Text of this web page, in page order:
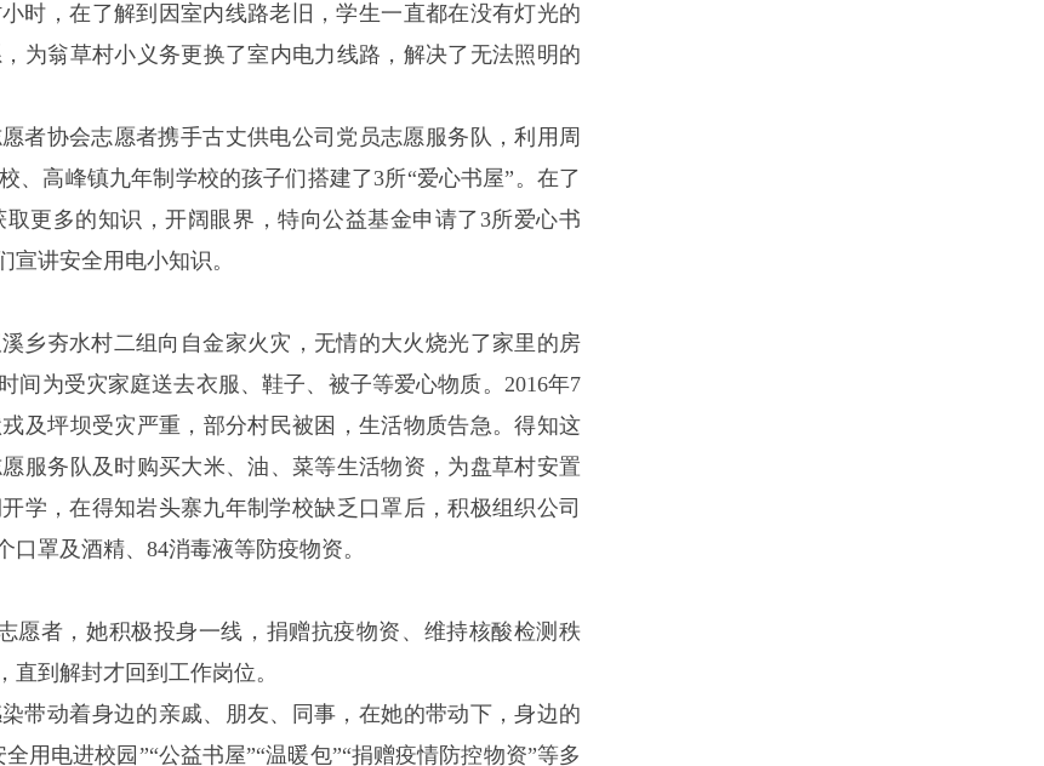
时，在了解到因室内线路老旧，学生一直都在没有灯光的
为翁草村小义务更换了室内电力线路，解决了无法照明的
者协会志愿者携手古丈供电公司党员志愿服务队，利用周
、高峰镇九年制学校的孩子们搭建了3所“爱心书屋”。在了
更多的知识，开阔眼界，特向公益基金申请了3所爱心书
讲安全用电小知识。
乡夯水村二组向自金家火灾，无情的大火烧光了家里的房
间为受灾家庭送去衣服、鞋子、被子等爱心物质。2016年7
及坪坝受灾严重，部分村民被困，生活物质告急。得知这
服务队及时购买大米、油、菜等生活物资，为盘草村安置
学，在得知岩头寨九年制学校缺乏口罩后，积极组织公司
罩及酒精、84消毒液等防疫物资。
愿者，她积极投身一线，捐赠抗疫物资、维持核酸检测秩
到解封才回到工作岗位。
带动着身边的亲戚、朋友、同事，在她的带动下，身边的
用电进校园”“公益书屋”“温暖包”“捐赠疫情防控物资”等多